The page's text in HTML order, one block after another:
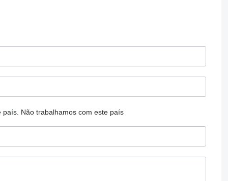
Não trabalhamos com este país